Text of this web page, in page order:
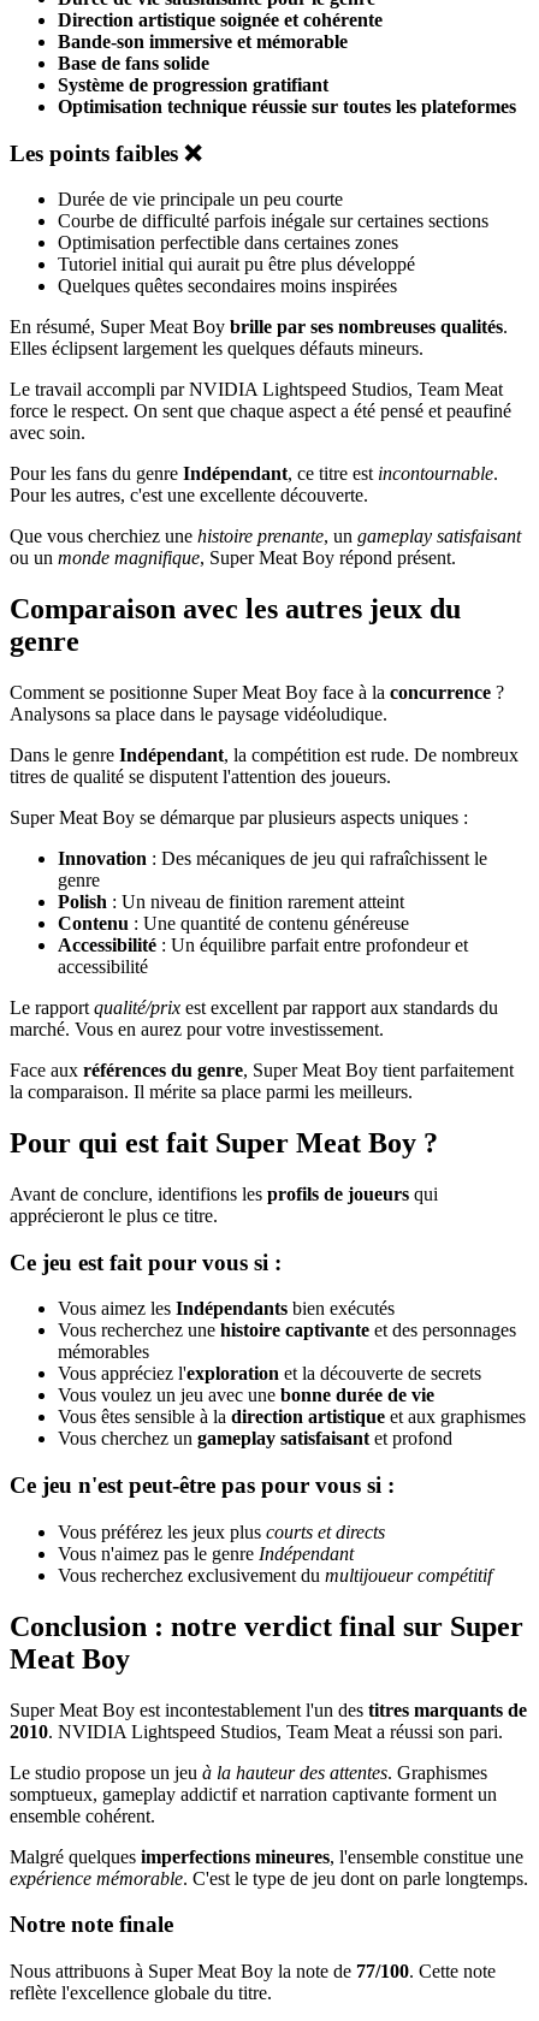
Direction artistique soignée et cohérente
Bande-son immersive et mémorable
Base de fans solide
Système de progression gratifiant
Optimisation technique réussie sur toutes les plateformes
Les points faibles ❌
Durée de vie principale un peu courte
Courbe de difficulté parfois inégale sur certaines sections
Optimisation perfectible dans certaines zones
Tutoriel initial qui aurait pu être plus développé
Quelques quêtes secondaires moins inspirées
En résumé, Super Meat Boy brille par ses nombreuses qualités.
Elles éclipsent largement les quelques défauts mineurs.
Le travail accompli par NVIDIA Lightspeed Studios, Team Meat
force le respect. On sent que chaque aspect a été pensé et peaufiné
avec soin.
Pour les fans du genre Indépendant, ce titre est incontournable.
Pour les autres, c'est une excellente découverte.
Que vous cherchiez une histoire prenante, un gameplay satisfaisant
ou un monde magnifique, Super Meat Boy répond présent.
Comparaison avec les autres jeux du
genre
Comment se positionne Super Meat Boy face à la concurrence ?
Analysons sa place dans le paysage vidéoludique.
Dans le genre Indépendant, la compétition est rude. De nombreux
titres de qualité se disputent l'attention des joueurs.
Super Meat Boy se démarque par plusieurs aspects uniques :
Innovation : Des mécaniques de jeu qui rafraîchissent le
genre
Polish : Un niveau de finition rarement atteint
Contenu : Une quantité de contenu généreuse
Accessibilité : Un équilibre parfait entre profondeur et
accessibilité
Le rapport qualité/prix est excellent par rapport aux standards du
marché. Vous en aurez pour votre investissement.
Face aux références du genre, Super Meat Boy tient parfaitement
la comparaison. Il mérite sa place parmi les meilleurs.
Pour qui est fait Super Meat Boy ?
Avant de conclure, identifions les profils de joueurs qui
apprécieront le plus ce titre.
Ce jeu est fait pour vous si :
Vous aimez les Indépendants bien exécutés
Vous recherchez une histoire captivante et des personnages
mémorables
Vous appréciez l'exploration et la découverte de secrets
Vous voulez un jeu avec une bonne durée de vie
Vous êtes sensible à la direction artistique et aux graphismes
Vous cherchez un gameplay satisfaisant et profond
Ce jeu n'est peut-être pas pour vous si :
Vous préférez les jeux plus courts et directs
Vous n'aimez pas le genre Indépendant
Vous recherchez exclusivement du multijoueur compétitif
Conclusion : notre verdict final sur Super
Meat Boy
Super Meat Boy est incontestablement l'un des titres marquants de
2010. NVIDIA Lightspeed Studios, Team Meat a réussi son pari.
Le studio propose un jeu à la hauteur des attentes. Graphismes
somptueux, gameplay addictif et narration captivante forment un
ensemble cohérent.
Malgré quelques imperfections mineures, l'ensemble constitue une
expérience mémorable. C'est le type de jeu dont on parle longtemps.
Notre note finale
Nous attribuons à Super Meat Boy la note de 77/100. Cette note
reflète l'excellence globale du titre.